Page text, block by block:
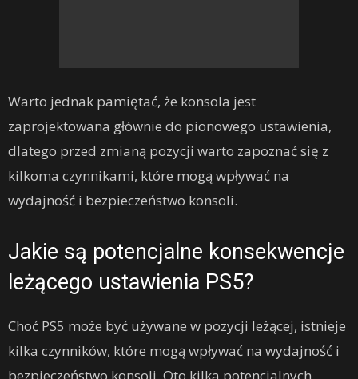
Warto jednak pamiętać, że konsola jest
zaprojektowana głównie do pionowego ustawienia,
dlatego przed zmianą pozycji warto zapoznać się z
kilkoma czynnikami, które mogą wpływać na
wydajność i bezpieczeństwo konsoli.
Jakie są potencjalne konsekwencje
leżącego ustawienia PS5?
Choć PS5 może być używane w pozycji leżącej, istnieje
kilka czynników, które mogą wpływać na wydajność i